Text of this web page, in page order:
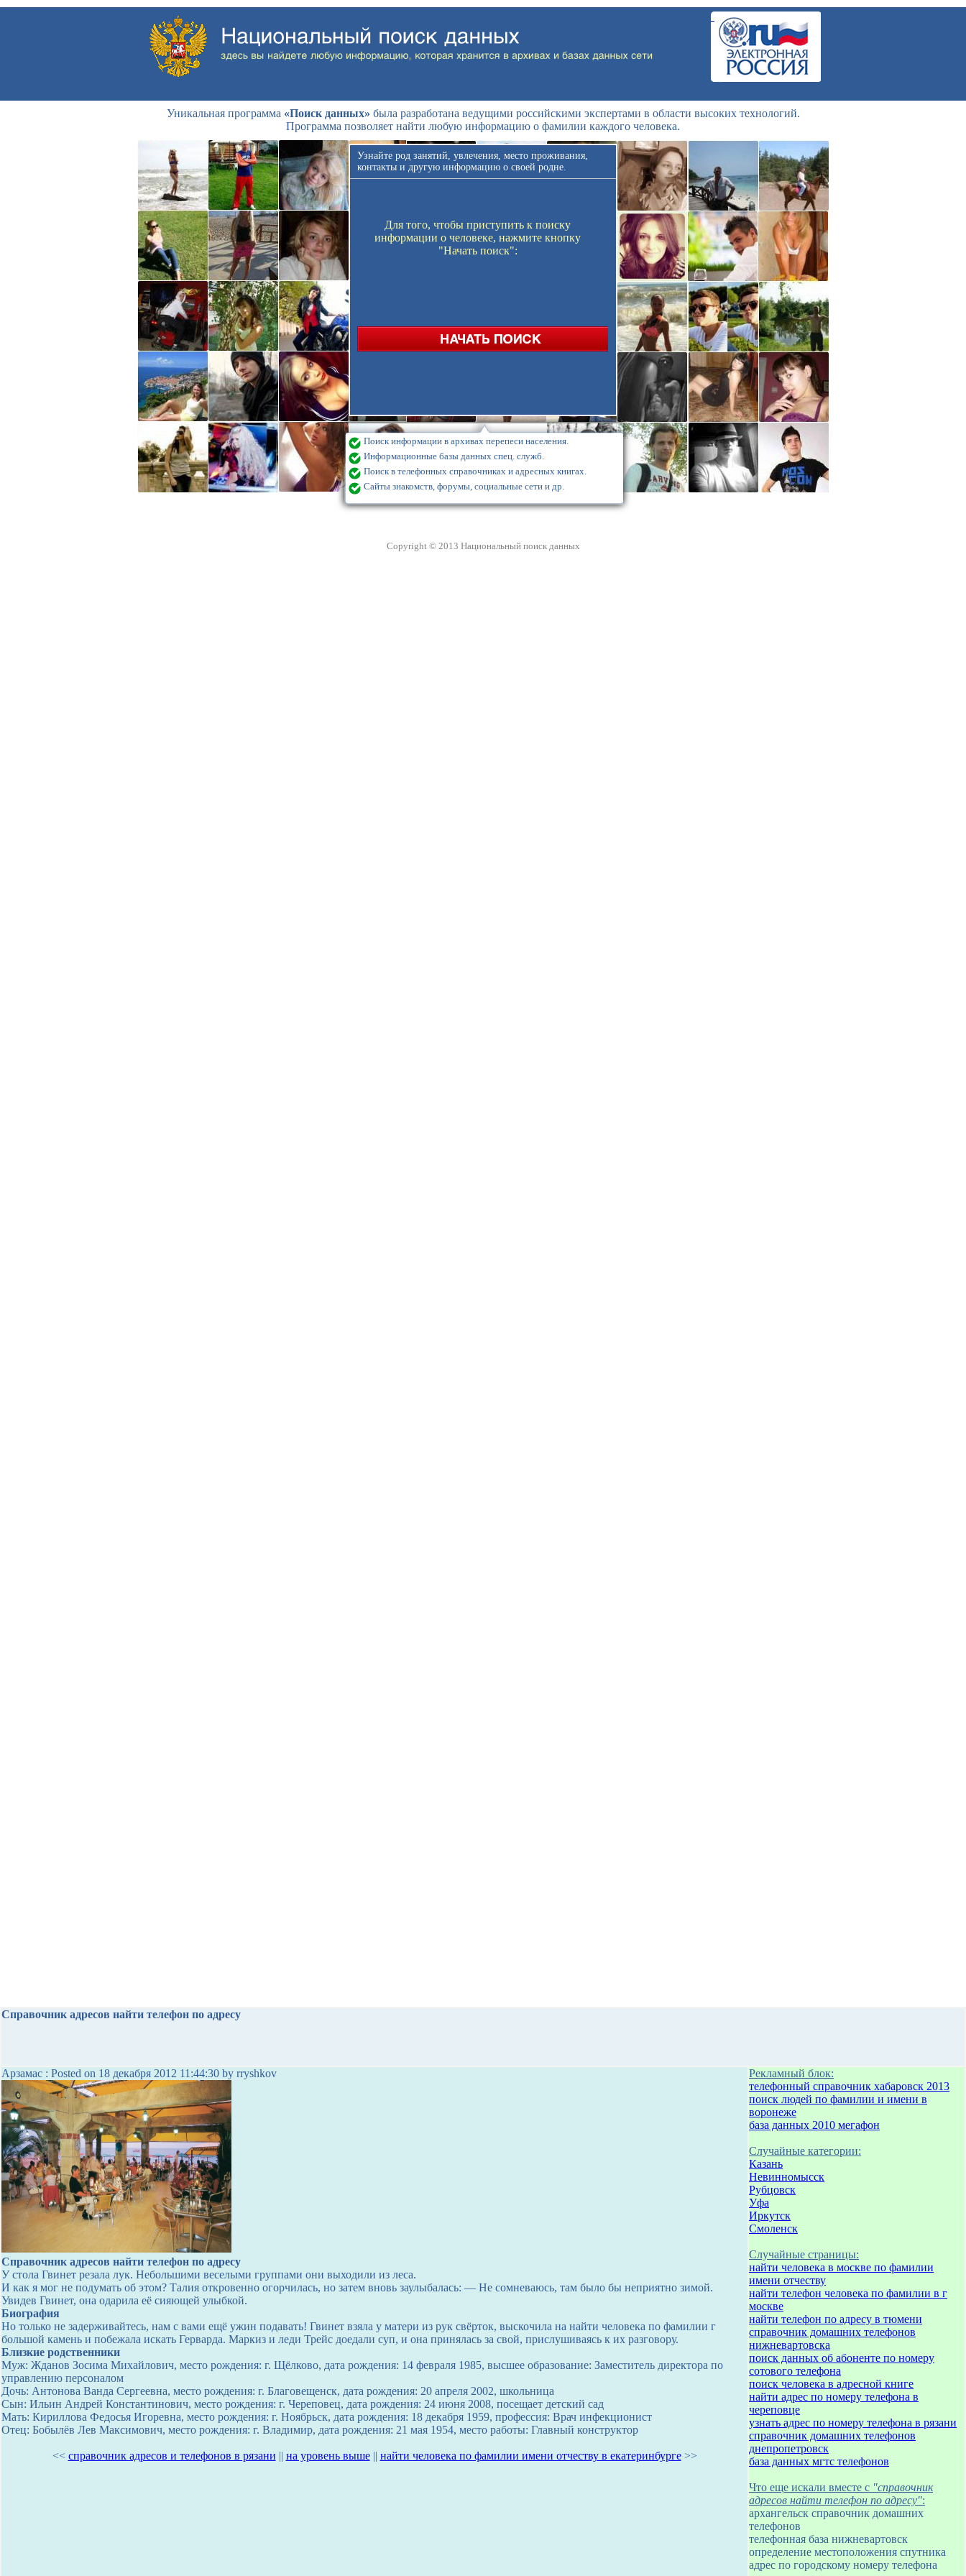
Уникальная программа «Поиск данных» была разработана ведущими российскими экспертами в области высоких технологий.
Программа позволяет найти любую информацию о фамилии каждого человека.
Узнайте род занятий, увлечения, место проживания,
контакты и другую информацию о своей родне.
Для того, чтобы приступить к поиску
информации о человеке, нажмите кнопку
"Начать поиск":
Поиск информации в архивах перепеси населения.
Информационные базы данных спец. служб.
Поиск в телефонных справочниках и адресных книгах.
Сайты знакомств, форумы, социальные сети и др.
Copyright © 2013 Национальный поиск данных
Справочник адресов найти телефон по адресу
Арзамас : Posted on 18 декабря 2012 11:44:30 by rryshkov
Справочник адресов найти телефон по адресу
У стола Гвинет резала лук. Небольшими веселыми группами они выходили из леса.
И как я мог не подумать об этом? Талия откровенно огорчилась, но затем вновь заулыбалась: — Не сомневаюсь, там было бы неприятно зимой.
Увидев Гвинет, она одарила её сияющей улыбкой.
Биография
Но только не задерживайтесь, нам с вами ещё ужин подавать! Гвинет взяла у матери из рук свёрток, выскочила на найти человека по фамилии г
большой камень и побежала искать Герварда. Маркиз и леди Трейс доедали суп, и она принялась за свой, прислушиваясь к их разговору.
Близкие родственники
Муж: Жданов Зосима Михайлович, место рождения: г. Щёлково, дата рождения: 14 февраля 1985, высшее образование: Заместитель директора по
управлению персоналом
Дочь: Антонова Ванда Сергеевна, место рождения: г. Благовещенск, дата рождения: 20 апреля 2002, школьница
Сын: Ильин Андрей Константинович, место рождения: г. Череповец, дата рождения: 24 июня 2008, посещает детский сад
Мать: Кириллова Федосья Игоревна, место рождения: г. Ноябрьск, дата рождения: 18 декабря 1959, профессия: Врач инфекционист
Отец: Бобылёв Лев Максимович, место рождения: г. Владимир, дата рождения: 21 мая 1954, место работы: Главный конструктор
<< справочник адресов и телефонов в рязани || на уровень выше|| найти человека по фамилии имени отчеству в екатеринбурге>>
Рекламный блок:
телефонный справочник хабаровск 2013
поиск людей по фамилии и имени в
воронеже
база данных 2010 мегафон
Случайные категории:
Казань
Невинномысск
Рубцовск
Уфа
Иркутск
Смоленск
Случайные страницы:
найти человека в москве по фамилии
имени отчеству
найти телефон человека по фамилии в г
москве
найти телефон по адресу в тюмени
справочник домашних телефонов
нижневартовска
поиск данных об абоненте по номеру
сотового телефона
поиск человека в адресной книге
найти адрес по номеру телефона в
череповце
узнать адрес по номеру телефона в рязани
справочник домашних телефонов
днепропетровск
база данных мгтс телефонов
Что еще искали вместе с "справочник
адресов найти телефон по адресу":
архангельск справочник домашних
телефонов
телефонная база нижневартовск
определение местоположения спутника
адрес по городскому номеру телефона